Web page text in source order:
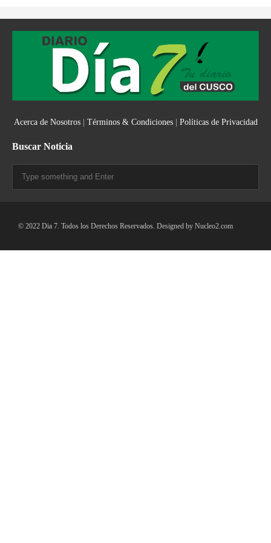
Acerca de Nosotros| Términos & Condiciones| Políticas de Privacidad
Buscar Noticia
© 2022 Dia 7. Todos los Derechos Reservados. Designed by Nucleo2.com